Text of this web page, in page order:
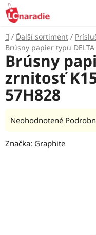
Prejsť
na
obsah
Domov
/ Ďalší sortiment /
Brúsny papier typu
Brúsny
zrnitosť
57H828
Priemerné
produktu
Neohodnotené
Značka: Graphite